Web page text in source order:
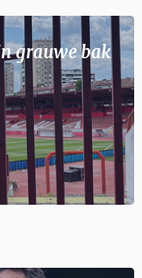
grauwe bak